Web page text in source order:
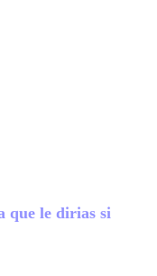
que le dirias si